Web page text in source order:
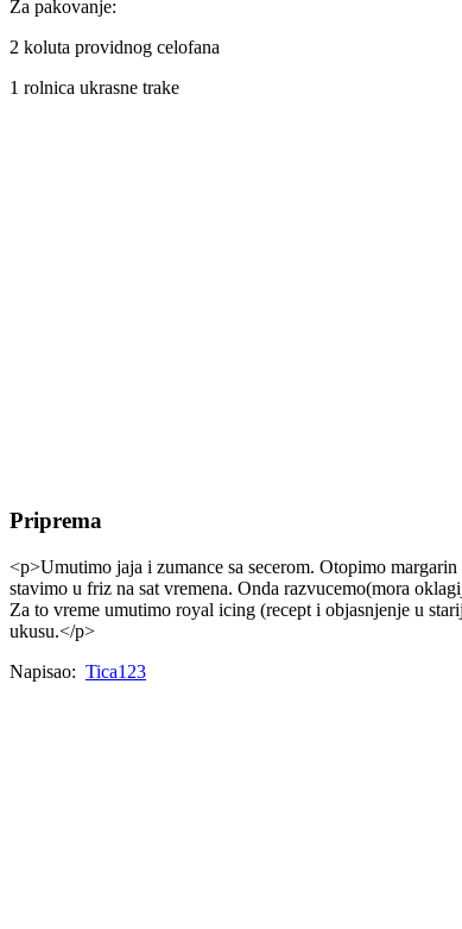
Za pakovanje:
2 koluta providnog celofana
1 rolnica ukrasne trake
Priprema
<p>Umutimo jaja i zumance sa secerom. Otopimo
stavimo u friz na sat vremena. Onda razvucemo(mora
Za to vreme umutimo royal icing (recept i objasnjenje u
ukusu.</p>
Napisao: Tica123